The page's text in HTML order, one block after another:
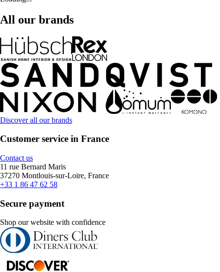
All our brands
Discover all our brands
Customer service in France
Contact us
11 rue Bernard Maris
37270 Montlouis-sur-Loire, France
+33 1 86 47 62 58
Secure payment
Shop our website with confidence